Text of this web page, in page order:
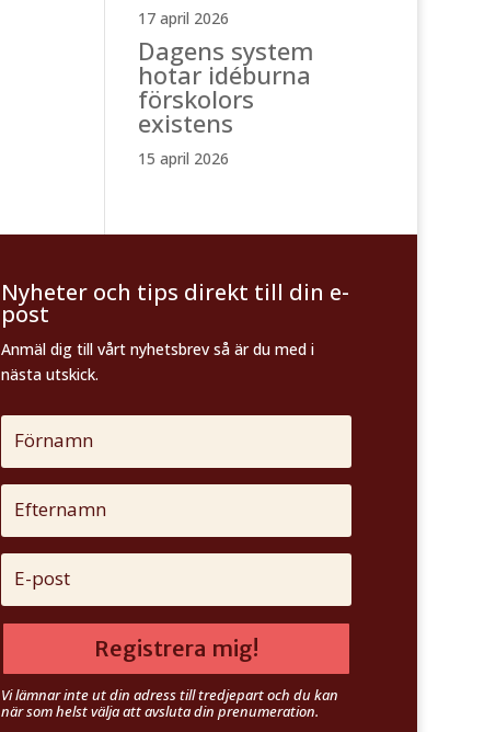
17 april 2026
Dagens system
hotar idéburna
förskolors
existens
15 april 2026
Nyheter och tips direkt till din e-
post
Anmäl dig till vårt nyhetsbrev så är du med i
nästa utskick.
Registrera mig!
Vi lämnar inte ut din adress till tredjepart och du kan
när som helst välja att avsluta din prenumeration.